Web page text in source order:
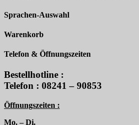
Sprachen-Auswahl
Warenkorb
Telefon & Öffnungszeiten
Bestellhotline :
Telefon : 08241 – 90853
Öffnungszeiten :
Mo. – Di.